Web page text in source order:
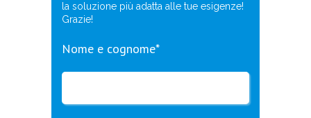
la soluzione più adatta alle tue esigenze!
Grazie!
Nome e cognome*